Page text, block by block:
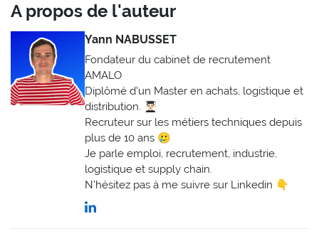
A propos de l'auteur
Yann NABUSSET
Fondateur du cabinet de recrutement
AMALO
Diplômé d'un Master en achats, logistique et
distribution. 👨🏻‍🎓
Recruteur sur les métiers techniques depuis
plus de 10 ans 🥲
Je parle emploi, recrutement, industrie,
logistique et supply chain.
N'hésitez pas à me suivre sur Linkedin 👇